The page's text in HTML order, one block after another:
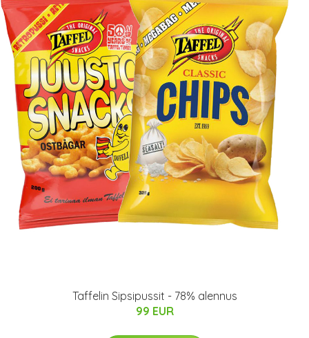
Taffelin Sipsipussit - 78% alennus
99 EUR